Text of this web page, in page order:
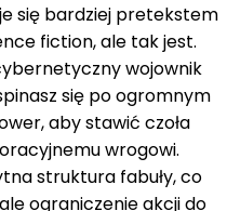
się bardziej pretekstem
fiction, ale tak jest.
wojownik
się po ogromnym
aby stawić czoła
wrogowi.
struktura fabuły, co
ograniczenie akcji do